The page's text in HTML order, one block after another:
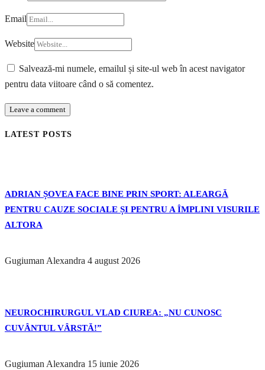
Email
Website
Salvează-mi numele, emailul și site-ul web în acest navigator
pentru data viitoare când o să comentez.
LATEST POSTS
ADRIAN ȘOVEA FACE BINE PRIN SPORT: ALEARGĂ
PENTRU CAUZE SOCIALE ȘI PENTRU A ÎMPLINI VISURILE
ALTORA
Gugiuman Alexandra 4 august 2026
NEUROCHIRURGUL VLAD CIUREA: „NU CUNOSC
CUVÂNTUL VÂRSTĂ!”
Gugiuman Alexandra 15 iunie 2026